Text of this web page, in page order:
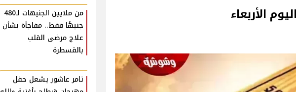
الأربعاء
من ملايين الجنيهات لـ480
جنيهًا فقط.. مفاجأة بشأن
علاج مرضى القلب
بالقسطرة
تامر عاشور يشعل حفل